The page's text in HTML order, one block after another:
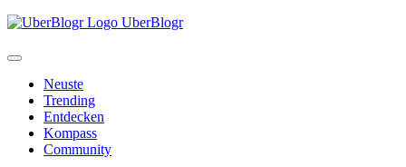
UberBlogr
Neuste
Trending
Entdecken
Kompass
Community